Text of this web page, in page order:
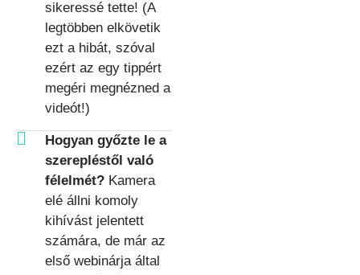
sikeressé tette! (A
legtöbben elkövetik
ezt a hibát, szóval
ezért az egy tippért
megéri megnézned a
videót!)
Hogyan győzte le a
szerepléstől való
félelmét? Kamera
elé állni komoly
kihívást jelentett
számára, de már az
első webinárja által